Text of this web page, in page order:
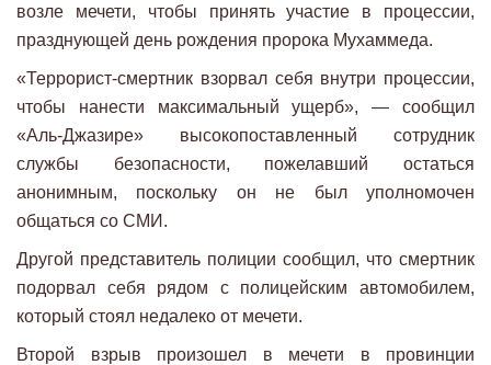
возле мечети, чтобы принять участие в процессии,
празднующей день рождения пророка Мухаммеда.
«Террорист-смертник взорвал себя внутри процессии,
чтобы нанести максимальный ущерб», — сообщил
«Аль-Джазире» высокопоставленный сотрудник
службы безопасности, пожелавший остаться
анонимным, поскольку он не был уполномочен
общаться со СМИ.
Другой представитель полиции сообщил, что смертник
подорвал себя рядом с полицейским автомобилем,
который стоял недалеко от мечети.
Второй взрыв произошел в мечети в провинции